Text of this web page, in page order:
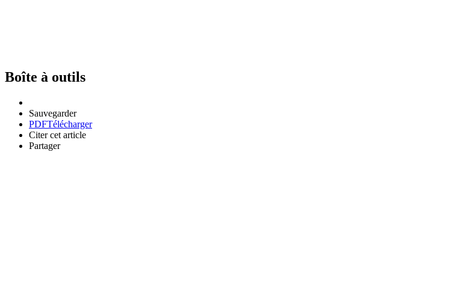
Boîte à outils
Sauvegarder
PDFTélécharger
Citer cet article
Partager